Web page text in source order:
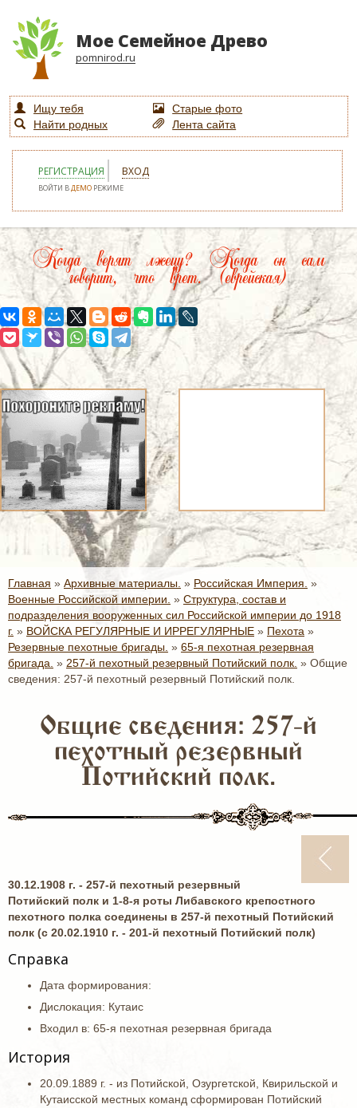
Мое Семейное Древо
pomnirod.ru
Ищу тебя
Старые фото
Найти родных
Лента сайта
РЕГИСТРАЦИЯ ВХОД
ВОЙТИ ВДЕМО РЕЖИМЕ
Когда верят лжецу? Когда он сам
говорит, что врет. (еврейская)
Главная » Архивные материалы. » Российская Империя. »
Военные Российской империи. » Структура, состав и
подразделения вооруженных сил Российской империи до 1918
г. » ВОЙСКА РЕГУЛЯРНЫЕ И ИРРЕГУЛЯРНЫЕ » Пехота »
Резервные пехотные бригады. » 65-я пехотная резервная
бригада. » 257-й пехотный резервный Потийский полк. » Общие
сведения: 257-й пехотный резервный Потийский полк.
Общие сведения: 257-й
пехотный резервный
Потийский полк.
30.12.1908 г. - 257-й пехотный резервный
Потийский полк и 1-8-я роты Либавского крепостного
пехотного полка соединены в 257-й пехотный Потийский
полк (c 20.02.1910 г. - 201-й пехотный Потийский полк)
Справка
Дата формирования:
Дислокация: Кутаис
Входил в: 65-я пехотная резервная бригада
История
20.09.1889 г. - из Потийской, Озургетской, Квирильской и
Кутаисской местных команд сформирован Потийский